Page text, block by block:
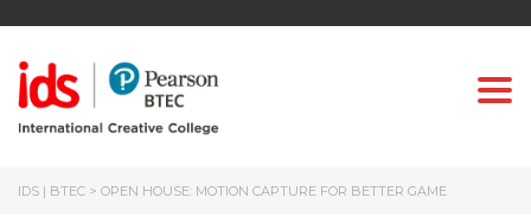
IDS | BTEC > OPEN HOUSE: MOTION CAPTURE FOR BETTER GAME